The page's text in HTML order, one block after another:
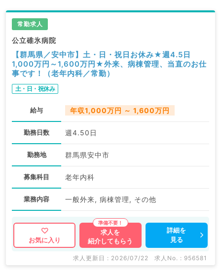
常勤求人
公立碓氷病院
【群馬県／安中市】土・日・祝日お休み★週4.5日
1,000万円～1,600万円★外来、病棟管理、当直のお仕
事です！（老年内科／常勤）
土・日・祝休み
給与 年収1,000万円 ～ 1,600万円
勤務日数 週4.50日
勤務地 群馬県安中市
募集科目 老年内科
業務内容 一般外来, 病棟管理, その他
お気に入り
求人を
紹介してもらう
詳細を
見る
求人更新日 : 2026/07/22 求人No. : 956581